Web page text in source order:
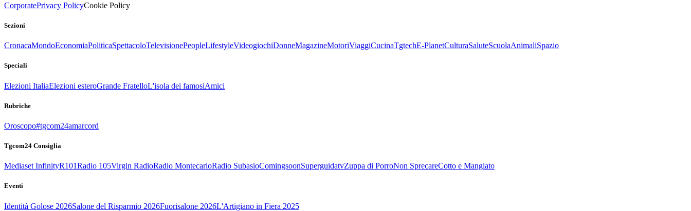
CorporatePrivacy PolicyCookie Policy
Sezioni
CronacaMondoEconomiaPoliticaSpettacoloTelevisionePeopleLifestyleVideogiochiDonneMagazineMotoriViaggiCucinaTgtechE-PlanetCulturaSaluteScuolaAnimaliSpazio
Speciali
Elezioni ItaliaElezioni esteroGrande FratelloL'isola dei famosiAmici
Rubriche
Oroscopo#tgcom24amarcord
Tgcom24 Consiglia
Mediaset InfinityR101Radio 105Virgin RadioRadio MontecarloRadio SubasioComingsoonSuperguidatvZuppa di PorroNon SprecareCotto e Mangiato
Eventi
Identità Golose 2026Salone del Risparmio 2026Fuorisalone 2026L'Artigiano in Fiera 2025